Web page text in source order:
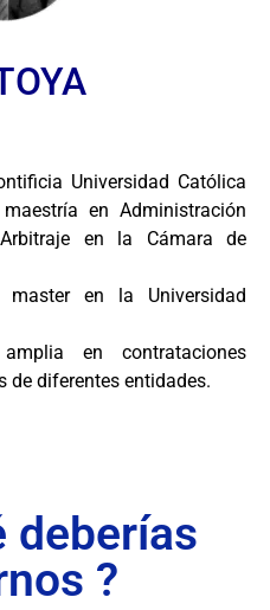
Universidad Católica
en Administración
en la Cámara de
master en la Universidad
en contrataciones
de diferentes entidades.
deberías
?